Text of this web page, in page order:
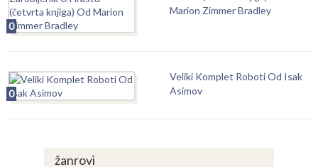
0
Marion Zimmer Bradley
0
Veliki Komplet Roboti Od Isak
Asimov
žanrovi